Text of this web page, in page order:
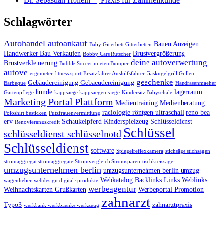
Schlagwörter
Autohandel autoankauf Baby Gitterbett Gitterbetten Bauen Anzeigen
Handwerker Bau Verkaufen Bobby Cars Rutscher Brustvergrößerung
Brustverkleinerung Bubble Soccer mieten Bumper deine autoverwertung
autove ergometer fitness sport Ersatzfahrer Aushilfsfahrer Gaskugelgrill Grillen
Barbeque Gebäudereinigung Gebaeudereinigung geschenke Handrasenmaeher
Gartenpflege hunde kappsaege kappsaegen saege Kindersitz Babyschale lagerraum
Marketing Portal Plattform Medientraining Medienberatung
Poloshirt besticken Putzfrauenvermittlung radiologie röntgen ultraschall reno bea
erv Renovierungskredit Schaukelpferd Kinderspielzeug Schlüsseldienst
schlüsseldienst schlüsselnotd Schlüssel
Schlüsseldienst software Spiegelreflexkamera stichsäge stichsägen
stromaggregat stromaggregate Stromvergleich Stromsparen tischkreissäge
umzugsunternehmen berlin umzugsunternehmen berlin umzug
wagenheber webdesign digitale produkte Webkatalog Backlinks Links Weblinks
Weihnachtskarten Grußkarten werbeagentur Werbeportal Promotion
Typo3 werkbank werkbaenke werkzeug zahnarzt zahnarztpraxis